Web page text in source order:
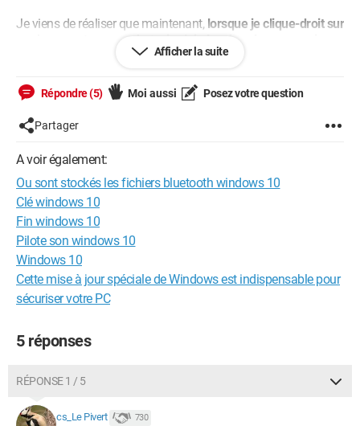
Je viens de réaliser que maintenant, lorsque je clique-droit sur
un document ou une photo, je n'ai plus dans le menu qui
s'ouvre, l'option me permettant un envoi dudit document par
de lecteur" mais toujours pas le bluetooth...).
Afficher la suite
Répondre (5) Moi aussi Posez votre question
Partager
A voir également:
Ou sont stockés les fichiers bluetooth windows 10
Clé windows 10
Fin windows 10
Pilote son windows 10
Windows 10
Cette mise à jour spéciale de Windows est indispensable pour
sécuriser votre PC
5 réponses
RÉPONSE 1 / 5
cs_Le Pivert 730